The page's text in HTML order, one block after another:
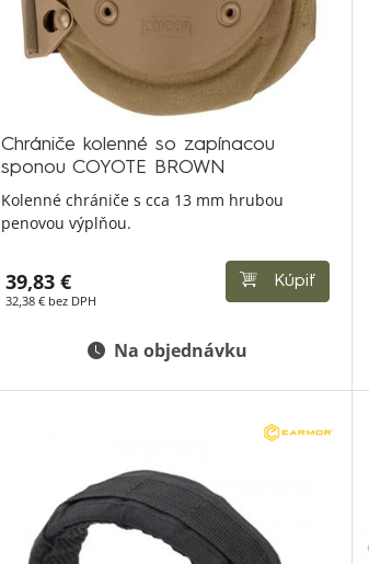
Chrániče kolenné so zapínacou
sponou COYOTE BROWN
Kolenné chrániče s cca 13 mm hrubou
penovou výplňou.
39,83 €
32,38 € bez DPH
Kúpiť
Na objednávku